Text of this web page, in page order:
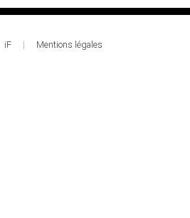
iF | Mentions légales